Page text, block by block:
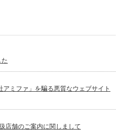
た
アミファ」を騙る悪質なウェブサイト
店舗のご案内に関しまして